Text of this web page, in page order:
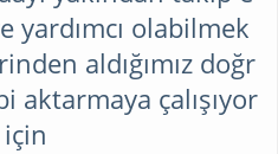
yardımcı olabilmek
aldığımız doğr
çalışıyor